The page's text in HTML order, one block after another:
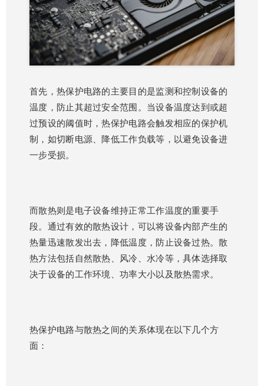
首先，热保护电路的主要目的是监测和控制设备的
温度，防止其超过安全范围。当设备温度达到或超
过预设的阈值时，热保护电路会触发相应的保护机
制，如切断电源、降低工作负载等，以避免设备进
一步受损。
而散热则是电子设备维持正常工作温度的重要手
段。通过有效的散热设计，可以将设备内部产生的
热量迅速散发出去，降低温度，防止设备过热。散
热方法包括自然散热、风冷、水冷等，具体选择取
决于设备的工作环境、功率大小以及散热需求。
热保护电路与散热之间的关系体现在以下几个方
面：